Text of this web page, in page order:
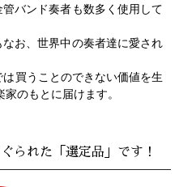
バンド奏者も数多く使用して
お、世界中の奏者達に愛され
買うことのできない価値を生
のもとに届けます。
られた「選定品」です！